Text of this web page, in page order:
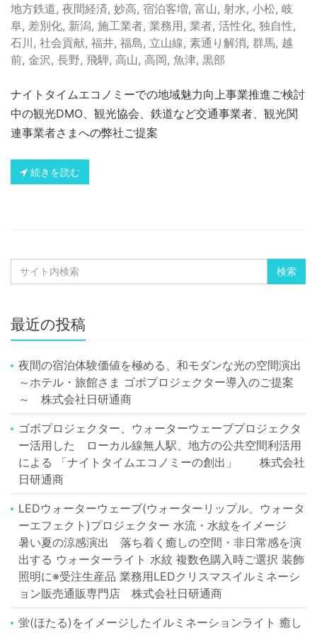
地方鉄道, 夜間経済, 妙高, 宿泊客増, 富山 , 射水 , 小松, 岐
阜, 差別化, 新潟, 施工業者, 業務用, 業者, 活性化, 独自性,
石川 , 社会貢献, 福井, 福島, 立山線, 素通り解消, 群馬, 越
前, 金沢 , 長野, 飛騨, 高山 , 高岡, 魚津, 黒部
ナイトタイムエコノミーでの地域魅力向上事業推進ご検討
中の観光DMO、観光協会、鉄道など交通事業者、観光関
連事業者さまへの弊社ご提案
続きを読む
最近の投稿
夜間の宿泊体験価値を極める、和モダンな光の空間演出
～ホテル・旅館さま ゴボプロジェクター導入のご提案
～ 株式会社日研通商
ゴボプロジェクター、ウォーターウェーブプロジェクタ
ー活用した ローカル線無人駅、地方の公共空間利活用
による 「ナイトタイムエコノミーの創出」 株式会社
日研通商
LEDウォーターウェーブ(ウォーターリップル、ウォータ
ーエフェクト)プロジェクター 水流・水紋をイメージ
暑い夏の涼感演出 落ち着く癒しの空間・非日常感を演
出する ウォーターライト 水紋 複数色購入時ご選択 装飾
照明に※受注生産品 業務用LEDクリスマスイルミネーシ
ョン販売通販専門店 株式会社日研通商
蛍(ほたる)をイメージしたイルミネーションライト 癒し